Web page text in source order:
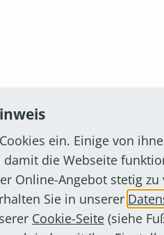
945-100, Fax: (02222)
Kleine Anfrein. Einige von
damit die Webseite
Online-Angebot stetig zu
Sie in unserer
Cookie-Seite (siehe